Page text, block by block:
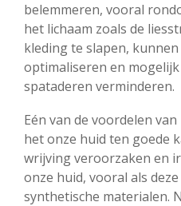
belemmeren, vooral
het lichaam zoals de
kleding te slapen,
optimaliseren en
spataderen verminderen.
Eén van de voordelen
het onze huid ten goede
wrijving veroorzaken en
onze huid, vooral als
synthetische materialen.